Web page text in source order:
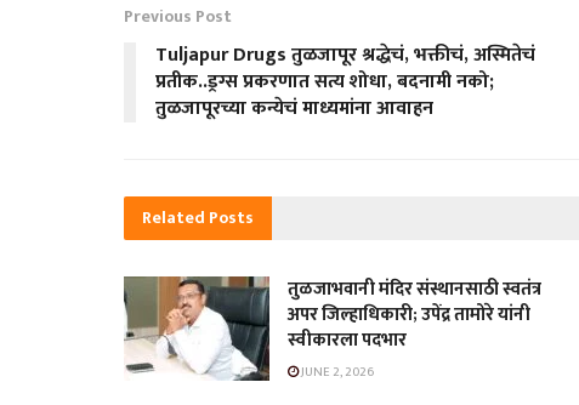
Previous Post
Tuljapur Drugs तुळजापूर श्रद्धेचं, भक्तीचं, अस्मितेचं
प्रतीक..ड्रग्स प्रकरणात सत्य शोधा, बदनामी नको;
तुळजापूरच्या कन्येचं माध्यमांना आवाहन
Related Posts
तुळजाभवानी मंदिर संस्थानसाठी स्वतंत्र
अपर जिल्हाधिकारी; उपेंद्र तामोरे यांनी
स्वीकारला पदभार
JUNE 2, 2026